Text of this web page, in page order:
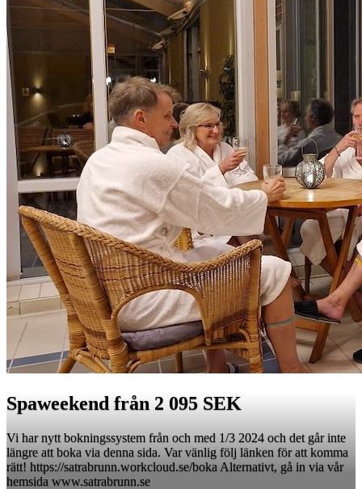
Spaweekend från 2 095 SEK
Vi har nytt bokningssystem från och med 1/3 2024 och det går inte
längre att boka via denna sida. Var vänlig följ länken för att komma
rätt! https://satrabrunn.workcloud.se/boka Alternativt, gå in via vår
hemsida www.satrabrunn.se